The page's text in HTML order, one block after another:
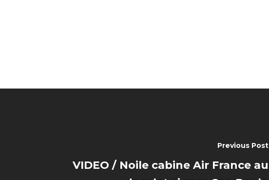
Previous Post
VIDEO / Noile cabine Air France au